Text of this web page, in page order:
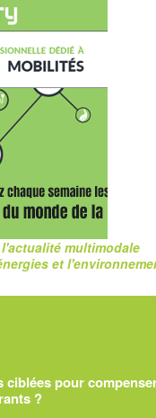
multimodale
et
ciblées pour
?